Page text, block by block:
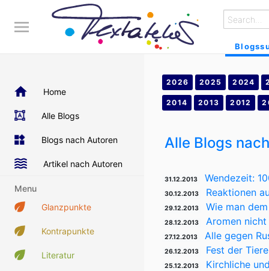
Home
Alle Blogs
Blogs nach Autoren
Artikel nach Autoren
Menu
Glanzpunkte
Kontrapunkte
Literatur
2026 2025 2024
2014 2013 2012
Alle Blogs
31.12.2013 Wendezeit:
30.12.2013 Reaktionen
29.12.2013 Wie man
28.12.2013 Aromen
27.12.2013 Alle gegen
26.12.2013 Fest der
25.12.2013 Kirchliche